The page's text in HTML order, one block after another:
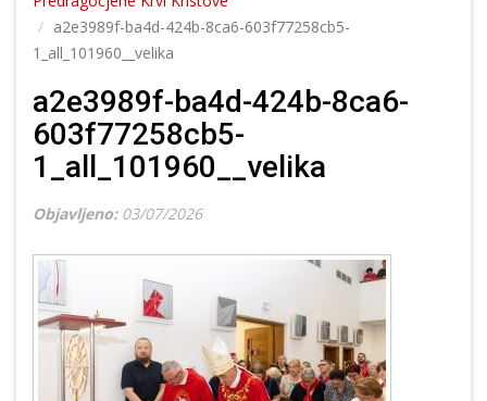
a2e3989f-ba4d-424b-8ca6-603f77258cb5-
1_all_101960__velika
a2e3989f-ba4d-424b-8ca6-
603f77258cb5-
1_all_101960__velika
Objavljeno: 03/07/2026